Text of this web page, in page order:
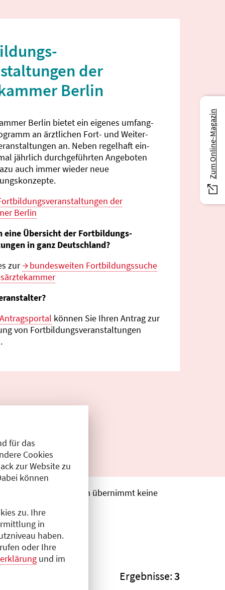
für das
Cookies
zur Website zu
können
zu. Ihre
in
haben.
oder Ihre
und im
der
Berlin
Berlin bietet ein eigenes umfang­
an ärztlichen Fort- und Weiter­
an. Neben regelhaft ein-
jährlich durch­geführten Angeboten
auch immer wieder neue
der
Berlin
eine Übersicht der Fortbildungs­
in ganz Deutschland?
zur
bundes­weiten Fortbildungs­suche
können Sie Ihren Antrag zur
von Fortbildungs­veranstaltungen
Ärztekammer Berlin übernimmt keine
Ergebnisse:3
Zum Online-Magazin